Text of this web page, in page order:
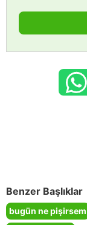
Benzer Başlıklar
bugün ne pişirsem